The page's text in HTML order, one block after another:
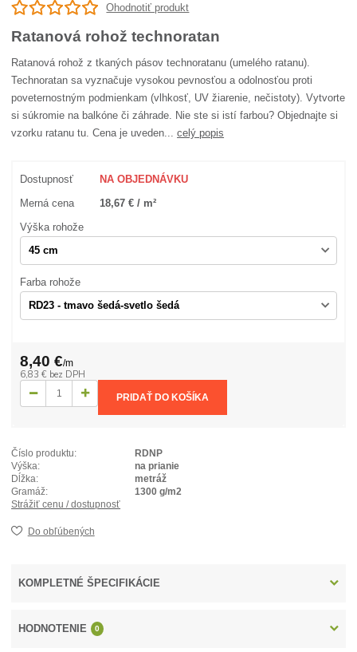
Ohodnotiť produkt
Ratanová rohož technoratan
Ratanová rohož z tkaných pásov technoratanu (umelého ratanu).
Technoratan sa vyznačuje vysokou pevnosťou a odolnosťou proti
poveternostným podmienkam (vlhkosť, UV žiarenie, nečistoty). Vytvorte
si súkromie na balkóne či záhrade. Nie ste si istí farbou? Objednajte si
vzorku ratanu tu. Cena je uveden...celý popis
Dostupnosť NA OBJEDNÁVKU
Merná cena 18,67 € / m²
Výška rohože
Farba rohože
8,40 €/m
6,83 € bez DPH
PRIDAŤ DO KOŠÍKA
Číslo produktu:
RDNP
Výška:
na prianie
Dĺžka:
metráž
Gramáž:
1300 g/m2
Strážiť cenu / dostupnosť
Do obľúbených
KOMPLETNÉ ŠPECIFIKÁCIE
HODNOTENIE 0